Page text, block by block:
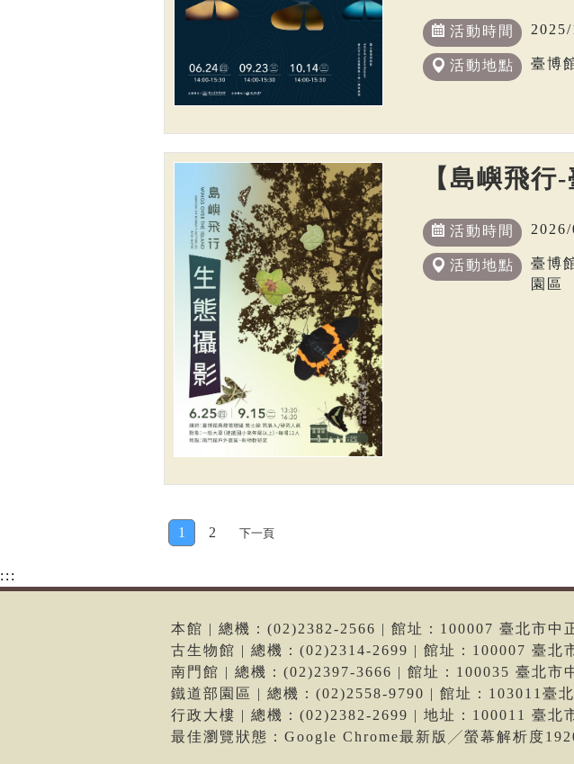
活動時間
活動地點 臺博
【島嶼飛
活動時間
活動地點
臺博
園區
1 2 下一頁
:::
本館 | 總機：(02)2382-2566 | 館址：100007 臺北市中
古生物館 | 總機：(02)2314-2699 | 館址：100007 臺北
南門館 | 總機：(02)2397-3666 | 館址：100035 臺北市
鐵道部園區 | 總機：(02)2558-9790 | 館址：103011臺
行政大樓 | 總機：(02)2382-2699 | 地址：100011 臺北
最佳瀏覽狀態：Google Chrome最新版╱螢幕解析度